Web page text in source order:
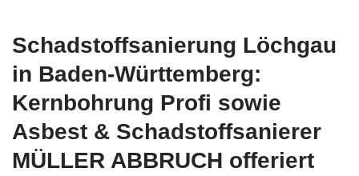
Schadstoffsanierung Löchgau
in Baden-Württemberg:
Kernbohrung Profi sowie
Asbest & Schadstoffsanierer
MÜLLER ABBRUCH offeriert